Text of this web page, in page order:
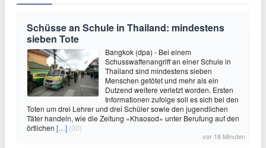
Schüsse an Schule in Thailand: mindestens
sieben Tote
Bangkok (dpa) - Bei einem
Schusswaffenangriff an einer Schule in
Thailand sind mindestens sieben
Menschen getötet und mehr als ein
Dutzend weitere verletzt worden. Ersten
Informationen zufolge soll es sich bei den
Toten um drei Lehrer und drei Schüler sowie den jugendlichen
Täter handeln, wie die Zeitung «Khaosod» unter Berufung auf den
örtlichen […] (00)
vor 18 Minuten